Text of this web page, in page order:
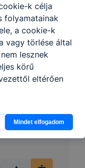
k célja
folyamatainak
a cookie-k
vagy törlése által
lesznek
körű
eltérően
Mindet elfogadom